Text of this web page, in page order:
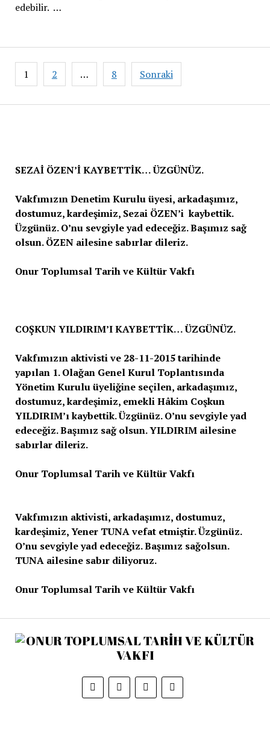
edebilir. …
Yazı
sayfalaması
1 2 … 8 Sonraki
SEZAİ ÖZEN’İ KAYBETTİK… ÜZGÜNÜZ.
Vakfımızın Denetim Kurulu üyesi, arkadaşımız,
dostumuz, kardeşimiz, Sezai ÖZEN’i kaybettik.
Üzgünüz. O’nu sevgiyle yad edeceğiz. Başımız sağ
olsun. ÖZEN ailesine sabırlar dileriz.
Onur Toplumsal Tarih ve Kültür Vakfı
COŞKUN YILDIRIM’I KAYBETTİK… ÜZGÜNÜZ.
Vakfımızın aktivisti ve 28-11-2015 tarihinde
yapılan 1. Olağan Genel Kurul Toplantısında
Yönetim Kurulu üyeliğine seçilen, arkadaşımız,
dostumuz, kardeşimiz, emekli Hâkim Coşkun
YILDIRIM’ı kaybettik. Üzgünüz. O’nu sevgiyle yad
edeceğiz. Başımız sağ olsun. YILDIRIM ailesine
sabırlar dileriz.
Onur Toplumsal Tarih ve Kültür Vakfı
Vakfımızın aktivisti, arkadaşımız, dostumuz,
kardeşimiz, Yener TUNA vefat etmiştir. Üzgünüz.
O’nu sevgiyle yad edeceğiz. Başımız sağolsun.
TUNA ailesine sabır diliyoruz.
Onur Toplumsal Tarih ve Kültür Vakfı